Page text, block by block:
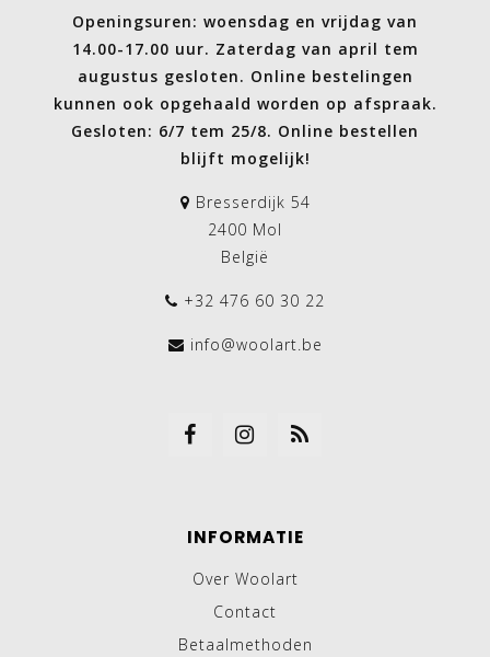
Openingsuren: woensdag en vrijdag van
14.00-17.00 uur. Zaterdag van april tem
augustus gesloten. Online bestelingen
kunnen ook opgehaald worden op afspraak.
Gesloten: 6/7 tem 25/8. Online bestellen
blijft mogelijk!
Bresserdijk 54
2400 Mol
België
+32 476 60 30 22
info@woolart.be
INFORMATIE
Over Woolart
Contact
Betaalmethoden